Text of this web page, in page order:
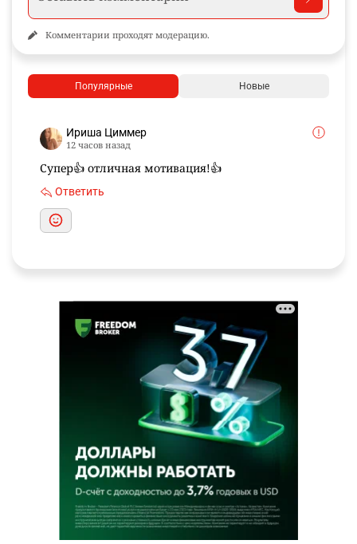
Комментарии проходят модерацию.
Популярные Новые
Ириша Циммер
12 часов назад
Супер👍 отличная мотивация!👍
Ответить